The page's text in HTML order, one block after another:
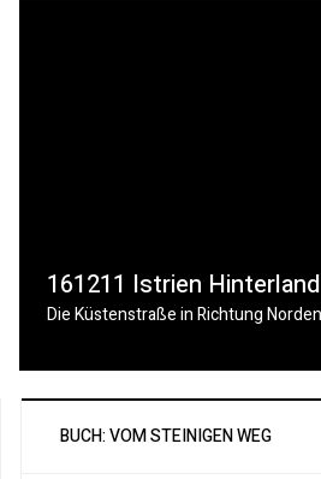
161211 Istrien Hinterland
BUCH: VOM STEINIGEN WEG